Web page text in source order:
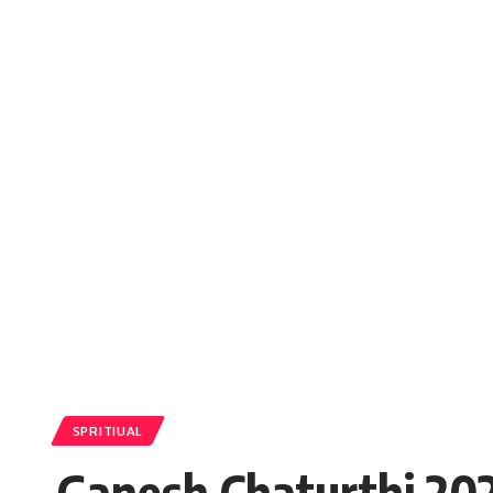
SPRITIUAL